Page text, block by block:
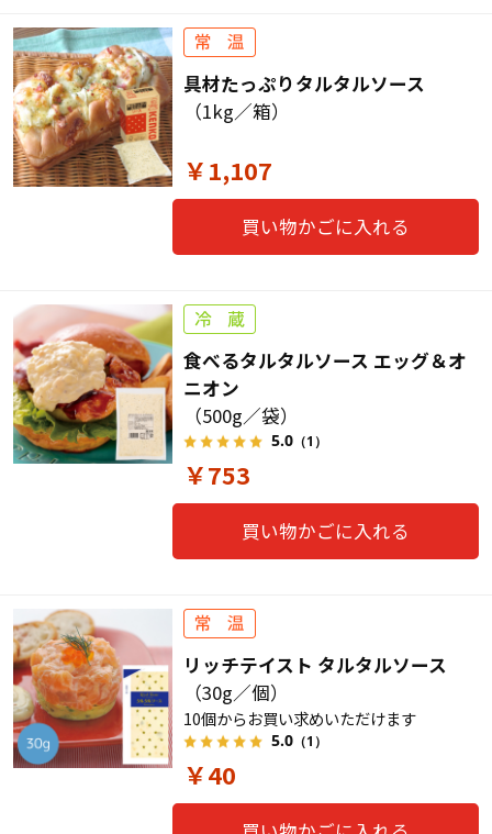
具材たっぷりタルタルソース
（1kg／箱）
￥1,107
買い物かごに入れる
食べるタルタルソース エッグ＆オ
ニオン
（500g／袋）
5.0（1）
￥753
買い物かごに入れる
リッチテイスト タルタルソース
（30g／個）
10個からお買い求めいただけます
5.0（1）
￥40